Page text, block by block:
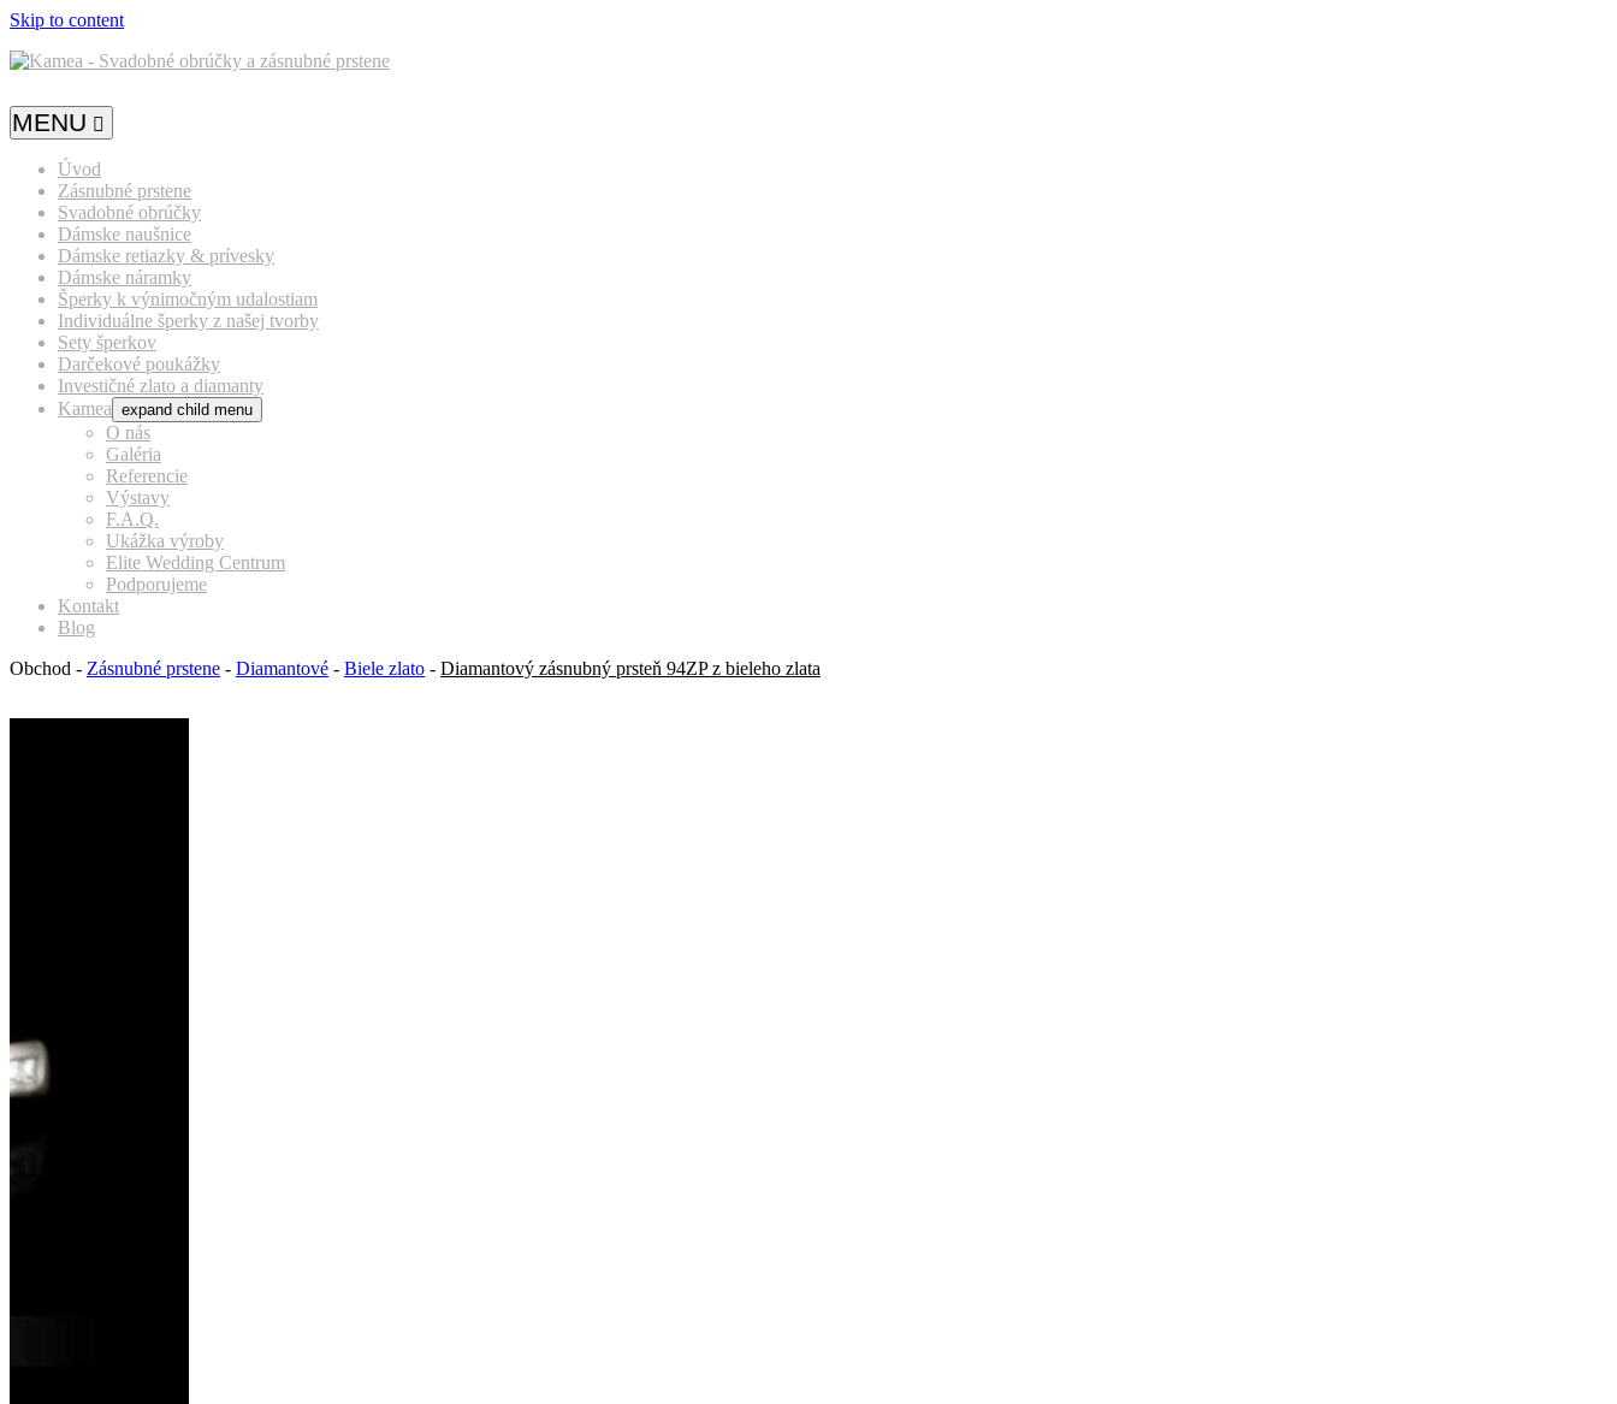
Skip to content
MENU
Úvod
Zásnubné prstene
Svadobné obrúčky
Dámske naušnice
Dámske retiazky & prívesky
Dámske náramky
Šperky k výnimočným udalostiam
Individuálne šperky z našej tvorby
Sety šperkov
Darčekové poukážky
Investičné zlato a diamanty
Kamea expand child menu
O nás
Galéria
Referencie
Výstavy
F.A.Q.
Ukážka výroby
Elite Wedding Centrum
Podporujeme
Kontakt
Blog
Obchod - Zásnubné prstene - Diamantové - Biele zlato - Diamantový zásnubný prsteň 94ZP z bieleho zlata